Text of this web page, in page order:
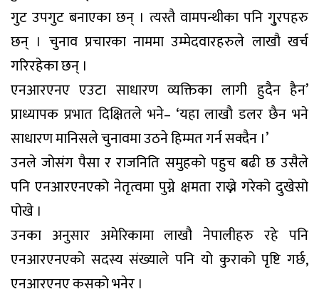
गुट उपगुट बनाएका छन् । त्यस्तै वामपन्थीका पनि गु्रपहरु
छन् । चुनाव प्रचारका नाममा उम्मेदवारहरुले लाखौ खर्च
गरिरहेका छन् ।
एनआरएनए एउटा साधारण व्यक्तिका लागी हुदैन हैन’
प्राध्यापक प्रभात दिक्षितले भने– ‘यहा लाखौ डलर छैन भने
साधारण मानिसले चुनावमा उठने हिम्मत गर्न सक्दैन ।’
उनले जोसंग पैसा र राजनिति समुहको पहुच बढी छ उसैले
पनि एनआरएनएको नेतृत्वमा पुग्ने क्षमता राख्ने गरेको दुखेसो
पोखे ।
उनका अनुसार अमेरिकामा लाखौ नेपालीहरु रहे पनि
एनआरएनएको सदस्य संख्याले पनि यो कुराको पृष्टि गर्छ,
एनआरएनए कसको भनेर ।